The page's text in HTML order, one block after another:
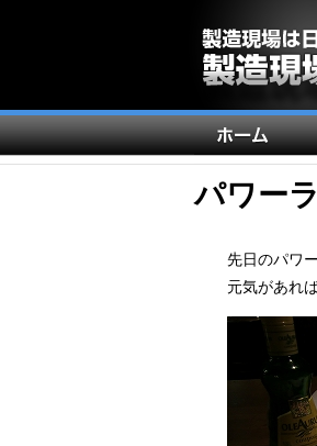
メ
イ
ン
パワー
先日のパワ
元気があれ